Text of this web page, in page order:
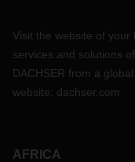
Visit the website of
services and solutions
DACHSER from a
website: dachser.com
AFRICA